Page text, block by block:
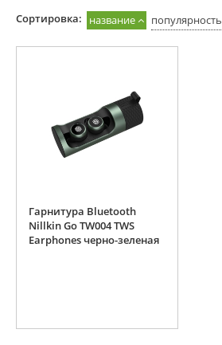
Cортировка: название популярность
Гарнитура Bluetooth
Nillkin Go TW004 TWS
Earphones черно-зеленая